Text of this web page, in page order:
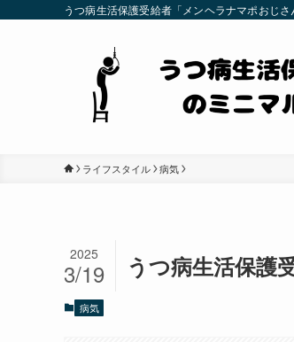
うつ病生活保護受給者「メンヘラナマポおじさ
ライフスタイル 病気
うつ病生活保護
2025
3/19
病気